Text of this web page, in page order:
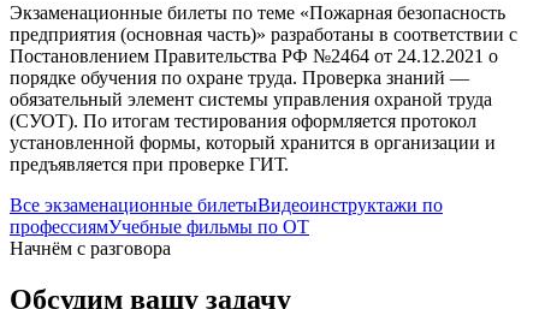
Экзаменационные билеты по теме «Пожарная безопасность
предприятия (основная часть)» разработаны в соответствии с
Постановлением Правительства РФ №2464 от 24.12.2021 о
порядке обучения по охране труда. Проверка знаний —
обязательный элемент системы управления охраной труда
(СУОТ). По итогам тестирования оформляется протокол
установленной формы, который хранится в организации и
предъявляется при проверке ГИТ.
Все экзаменационные билетыВидеоинструктажи по
профессиямУчебные фильмы по ОТ
Начнём с разговора
Обсудим вашу задачу